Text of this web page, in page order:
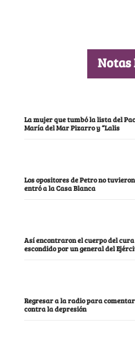
Notas
La mujer que tumbó la lista del
María del Mar Pizarro y “Lalis
Los opositores de Petro no
entró a la Casa Blanca
Así encontraron el cuerpo del cura
escondido por un general del
Regresar a la radio para
contra la depresión